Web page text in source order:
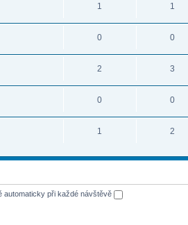
1 1
0 0
2 3
0 0
1 2
automaticky při každé návštěvě